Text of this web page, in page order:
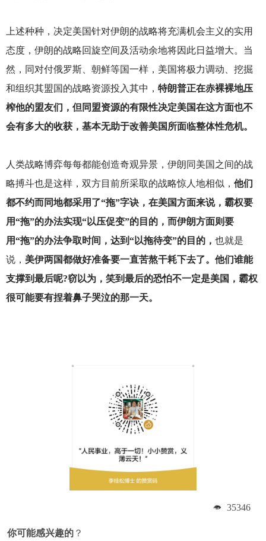
上述种种，决定美国针对伊朗的战略将充满机会主义的实用
态度，伊朗的战略回旋空间及活动余地将因此日益增大。当
然，同对付俄罗斯、朝鲜等国一样，美国将极力调动、挖掘
和组织其盟国的战略资源投入其中， 特朗普正在赤裸裸地压
榨他的盟友们，但同盟资源的有限性决定美国在这方面也不
会有多大的收获，基本无助于改善美国所面临整体性危机。
人类战略博弈每每都能创造奇观异景，伊朗同美国之间的战
略搏斗也是这样，双方目前所采取的战略惊人地相似， 他们
都不约而同地都采用了“拖”字诀，在美国方面来说，霸权要
用“拖”的办法实现“以压促变”的目的，而伊朗方面则要
用“拖”的办法争取时间，达到“以拖待变”的目的， 也就是
说， 美伊两国都做好准备要一直苦熬干耗下去了。他们谁能
支撑到最后呢?窃以为，笑到最后的恐怕不一定是美国，霸权
很可能要有捏着鼻子哭泣的那一天。
35346
你可能感兴趣的 ？